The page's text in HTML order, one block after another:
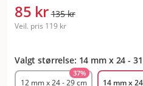
85 kr 135 kr
Veil. pris 119 kr
Valgt størrelse: 14 mm x 24 -
37%
12 mm x 24 - 29 cm
14 mm x